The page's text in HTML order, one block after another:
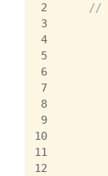
2
3
4
5
6
7
8
9
10
11
12
//